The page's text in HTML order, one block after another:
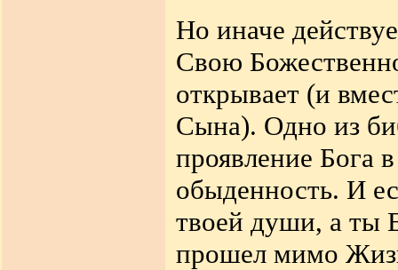
Но иначе
Свою
открывает (и
Сына). Одно из
проявление Бога
обыденность. И
твоей души, а ты
прошел мимо